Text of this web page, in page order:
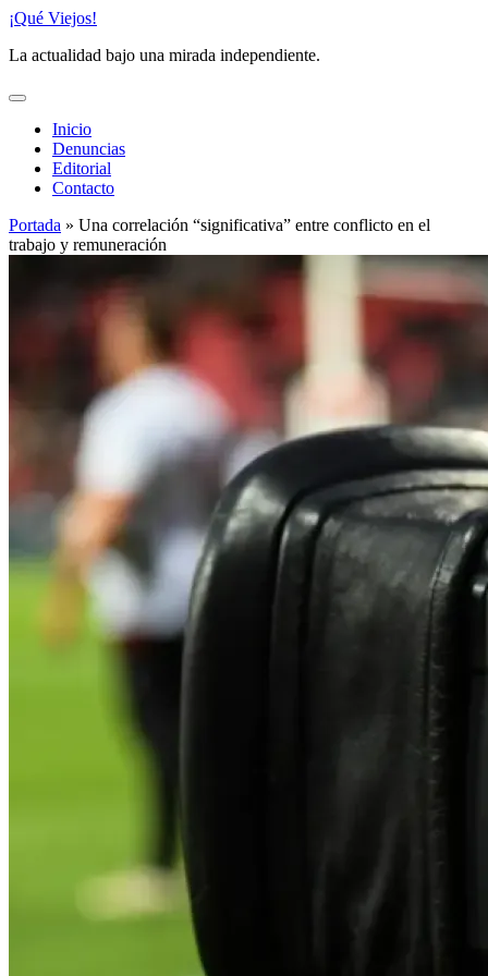
Saltar
contenido
¡Qué Viejos!
La actualidad bajo una mirada independiente.
Inicio
Denuncias
Editorial
Contacto
Portada » Una correlación “significativa” entre conflicto en el
trabajo y remuneración